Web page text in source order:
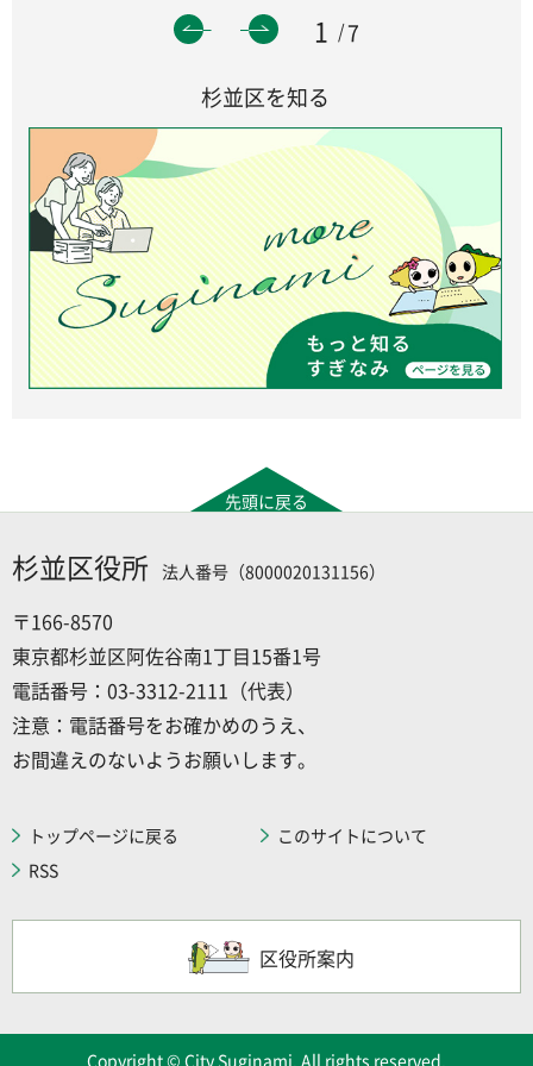
1
7
杉並区を知る
先頭に戻る
杉並区役所 法人番号（8000020131156）
〒166-8570
東京都杉並区阿佐谷南1丁目15番1号
電話番号：03-3312-2111（代表）
注意：電話番号をお確かめのうえ、
お間違えのないようお願いします。
トップページに戻る
このサイトについて
RSS
区役所案内
Copyright © City Suginami. All rights reserved.